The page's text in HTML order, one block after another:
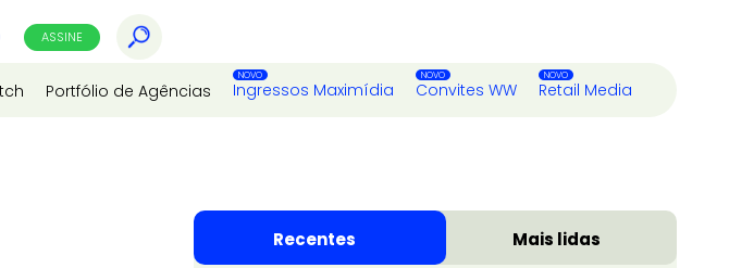
ASSINE
Portfólio de Agências Ingressos Maximídia Convites WW Retail Media
Recentes Mais lidas